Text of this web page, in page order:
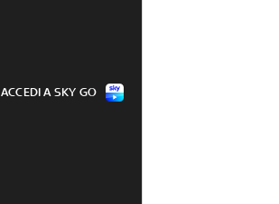
ACCEDI A SKY GO